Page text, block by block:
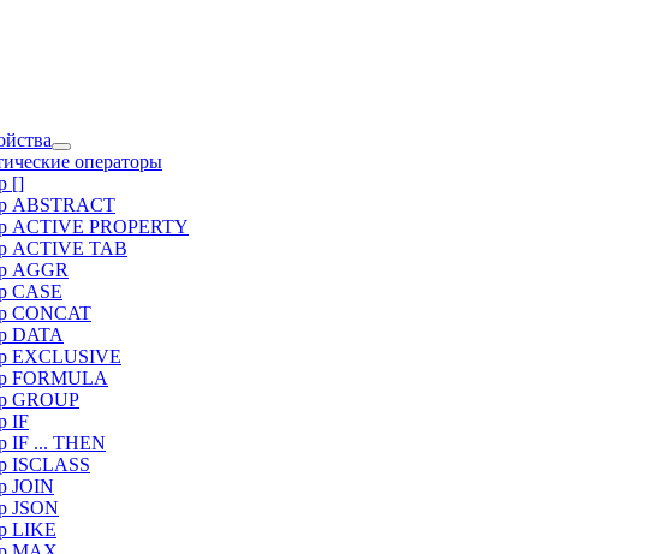
операторы
[]
ABSTRACT
ACTIVE PROPERTY
ACTIVE TAB
AGGR
CASE
CONCAT
DATA
EXCLUSIVE
FORMULA
GROUP
IF
IF ... THEN
ISCLASS
JOIN
JSON
LIKE